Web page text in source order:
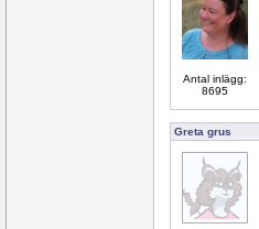
Antal inlägg:
8695
Greta grus